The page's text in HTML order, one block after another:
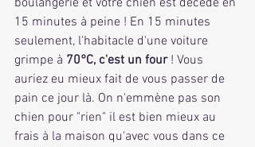
boulangerie et votre chien est décédé en
15 minutes à peine ! En 15 minutes
seulement, l'habitacle d'une voiture
grimpe à 70°C, c'est un four ! Vous
auriez eu mieux fait de vous passer de
pain ce jour là. On n'emmène pas son
chien pour "rien" il est bien mieux au
frais à la maison qu'avec vous dans ce